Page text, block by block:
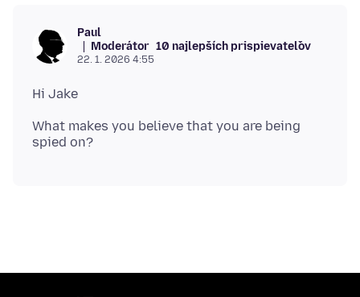
Paul
Moderátor 10 najlepších prispievateľov
22. 1. 2026 4:55
What makes you believe that you are being